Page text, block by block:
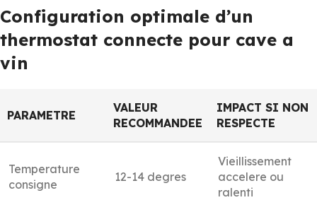
Configuration optimale d’un
thermostat connecte pour cave a
vin
PARAMETRE
VALEUR
RECOMMANDEE
IMPACT SI NON
RESPECTE
Temperature
consigne
12-14 degres
Vieillissement
accelere ou
ralenti